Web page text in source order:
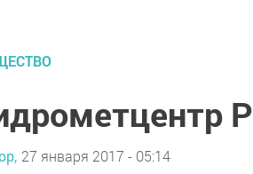
27 января 2017 - 05:14